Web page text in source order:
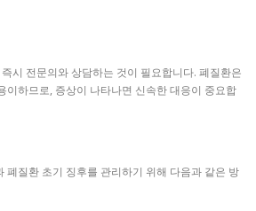
시 전문의와 상담하는 것이 필요합니다. 폐질환은
이하므로, 증상이 나타나면 신속한 대응이 중요합
폐질환 초기 징후를 관리하기 위해 다음과 같은 방